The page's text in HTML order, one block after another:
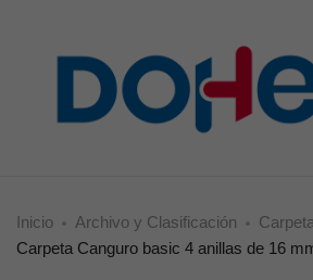
Inicio Archivo y Clasificación
Carpeta Canguro basic 4 anillas de 16